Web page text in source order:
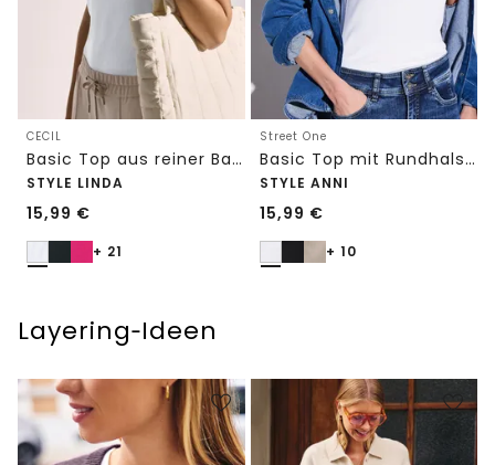
CECIL
Basic Top aus reiner Baumwolle
STYLE LINDA
15,99 €
+ 21
Street One
Basic Top mit Rundhals in Unifarbe
STYLE ANNI
15,99 €
+ 10
Layering‑Ideen